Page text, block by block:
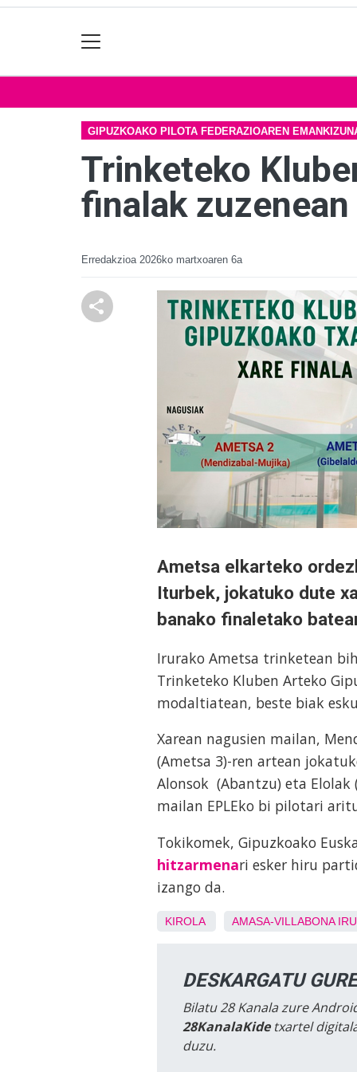
GIPUZKOAKO PILOTA FEDERAZIOAREN
Trinketeko
finalak
Erredakzioa 2026ko martxoaren 6a
Ametsa elkarteko
Iturbek, jokatuko dute
banako finaletako
Irurako Ametsa trinketean
Trinketeko Kluben Arteko
modaltiatean, beste biak
Xarean nagusien mailan,
(Ametsa 3)-ren artean
Alonsok (Abantzu) eta
mailan EPLEko bi pilotari
Tokikomek, Gipuzkoako
hitzarmenari esker hiru
izango da.
KIROLA AMASA-VILLABONA
DESKARGATU
Bilatu 28 Kanala zure
28KanalaKidetxartel
duzu.